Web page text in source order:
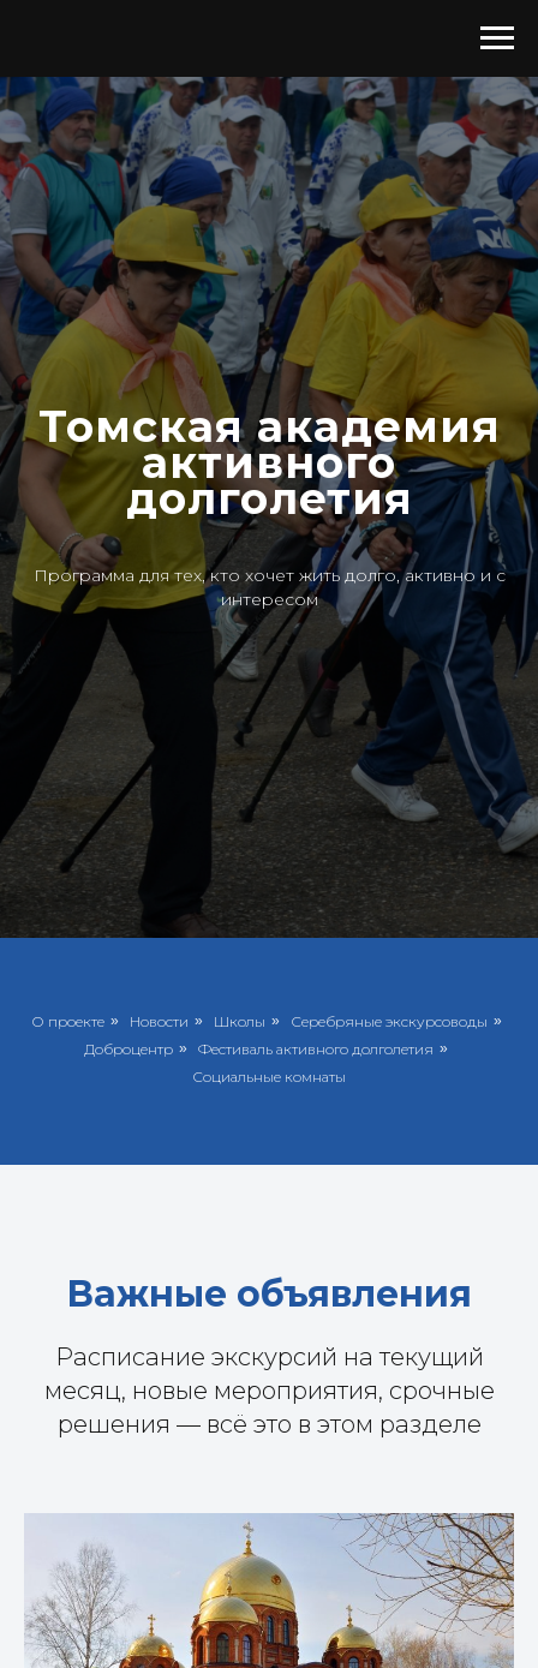
Томская академия
активного
долголетия
Программа для тех, кто хочет жить долго, активно и с
интересом
О проекте » Новости » Школы » Серебряные экскурсоводы »
Доброцентр » Фестиваль активного долголетия »
Социальные комнаты
Важные объявления
Расписание экскурсий на текущий
месяц, новые мероприятия, срочные
решения — всё это в этом разделе